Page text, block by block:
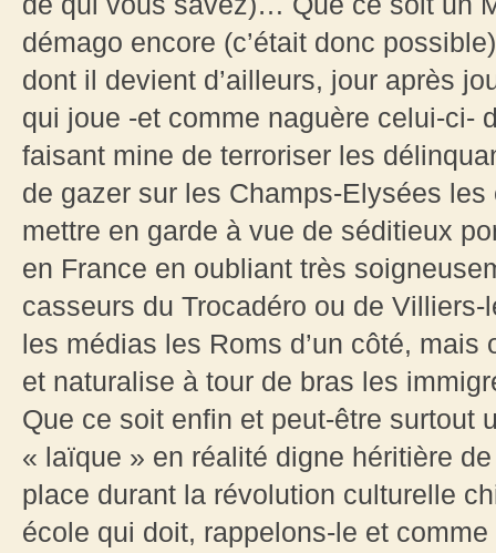
démago encore (c’était donc
dont il devient d’ailleurs, jour après
qui joue -et comme naguère celui-ci-
faisant mine de terroriser les
de gazer sur les Champs-Elysées
mettre en garde à vue de séditieux
en France en oubliant très
casseurs du Trocadéro ou de
les médias les Roms d’un côté,
et naturalise à tour de bras les
Que ce soit enfin et peut-être surtout
« laïque » en réalité digne héritière
place durant la révolution culturelle
école qui doit, rappelons-le et